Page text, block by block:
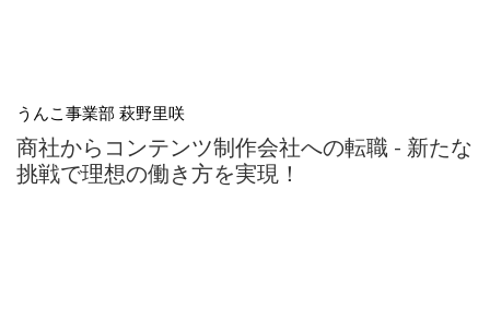
うんこ事業部 萩野里咲
商社からコンテンツ制作会社への転職 - 新たな
挑戦で理想の働き方を実現！